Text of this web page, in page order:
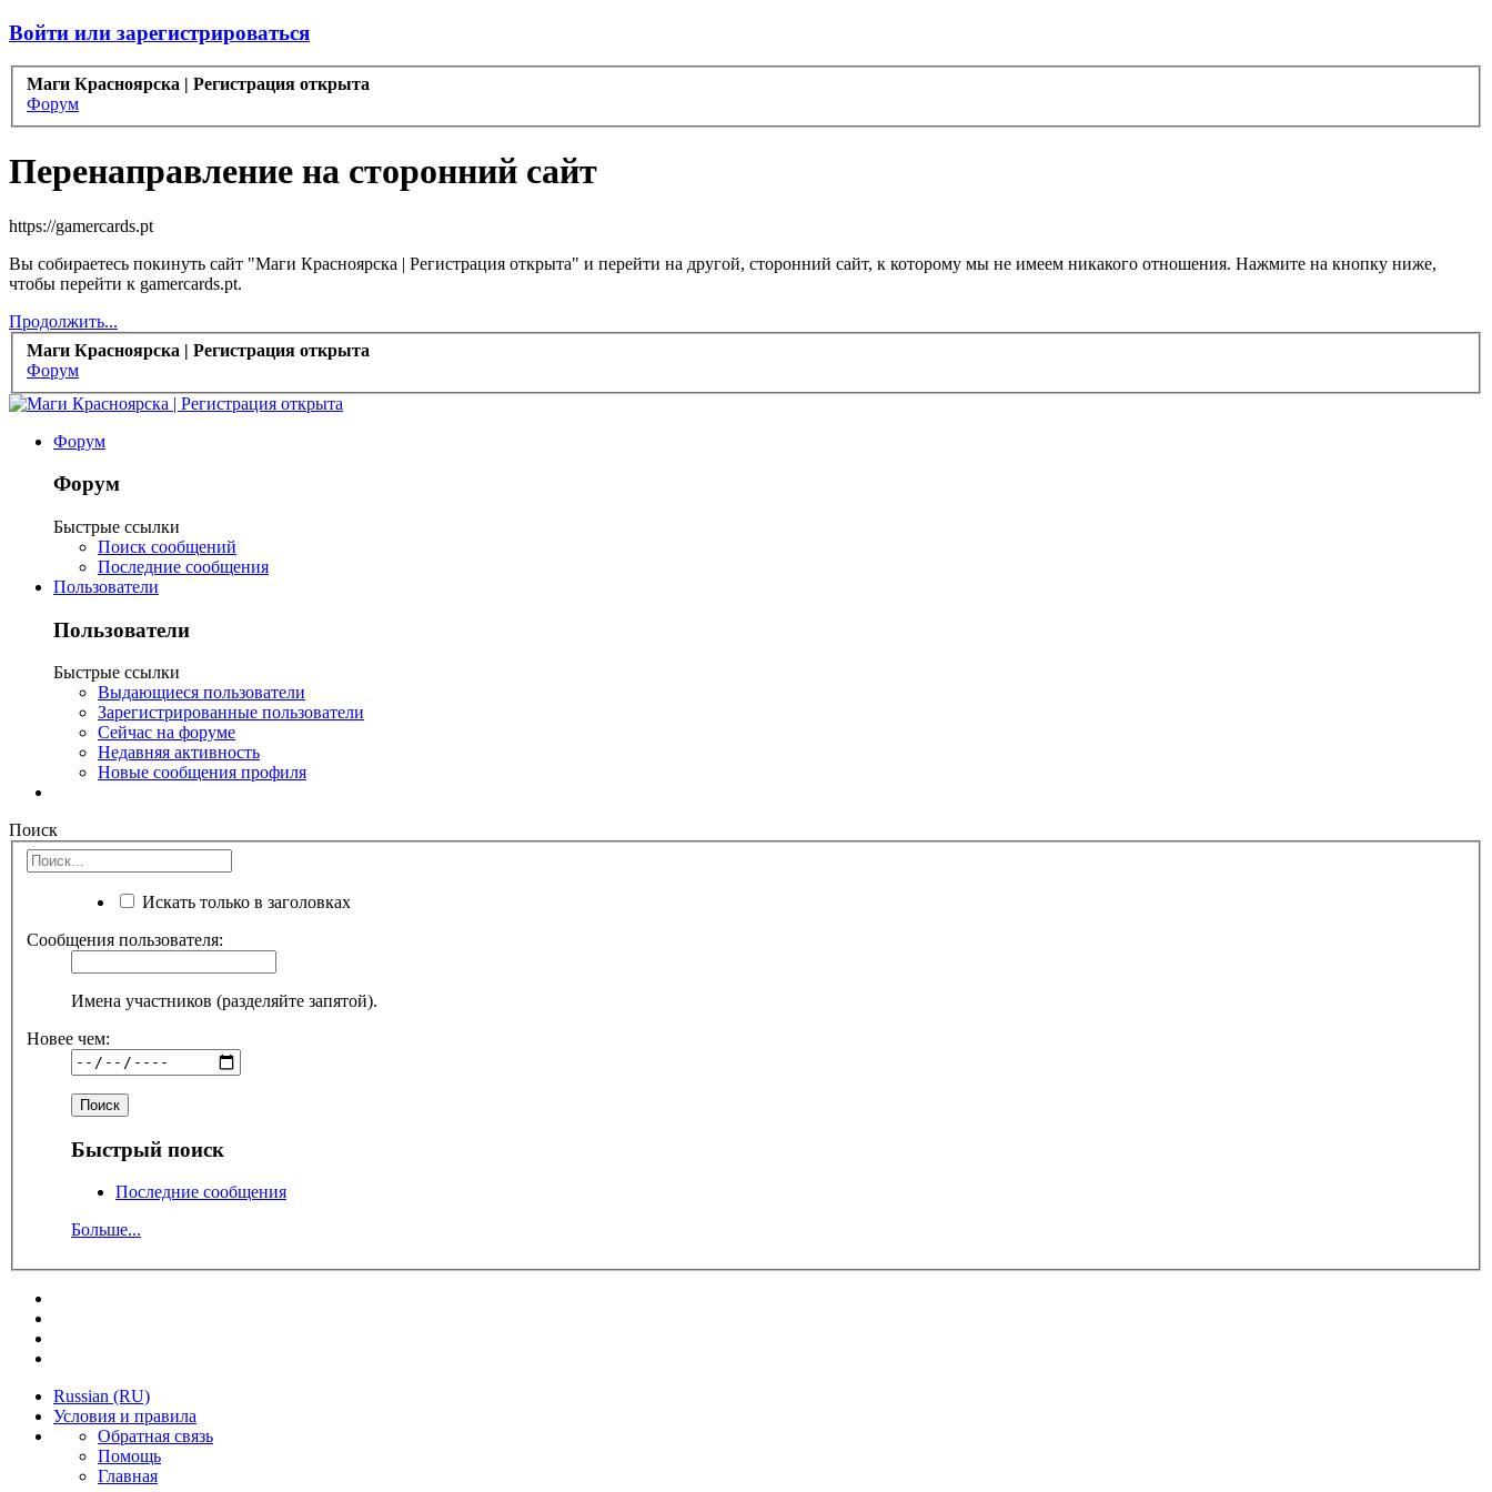
Войти или зарегистрироваться
Маги Красноярска | Регистрация открыта
Форум
Перенаправление на сторонний сайт
https://gamercards.pt
Вы собираетесь покинуть сайт "Маги Красноярска | Регистрация открыта" и перейти на другой, сторонний сайт, к которому мы не имеем никакого отношения. Нажмите на кнопку ниже,
чтобы перейти к gamercards.pt.
Продолжить...
Маги Красноярска | Регистрация открыта
Форум
Форум
Форум
Быстрые ссылки
Поиск сообщений
Последние сообщения
Пользователи
Пользователи
Быстрые ссылки
Выдающиеся пользователи
Зарегистрированные пользователи
Сейчас на форуме
Недавняя активность
Новые сообщения профиля
Поиск
Искать только в заголовках
Сообщения пользователя:
Имена участников (разделяйте запятой).
Новее чем:
Быстрый поиск
Последние сообщения
Больше...
Russian (RU)
Условия и правила
Обратная связь
Помощь
Главная